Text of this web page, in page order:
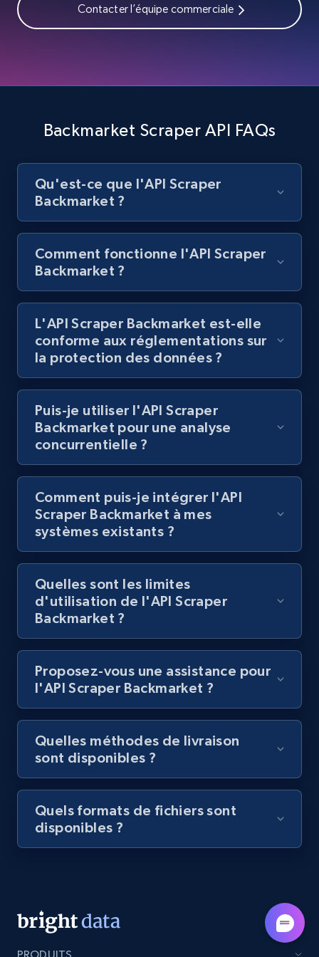
products using specified keywords
URL, Product id, Title, Images, Final price,
Currency, Discount, Initial price, and more.
1.1K+ 149+ Essai gratuit
Lazada - Products
URL, Title, Rating, Reviews, Initial price, Final
991+ 165+ Essai gratuit
Lazada - Products - Discover products by
keyword
URL, Title, Rating, Reviews, Initial price, Final
price, Currency, Stock, and more.
Lazada - Products - Discover products by
URL, Title, Rating, Reviews, Initial price, Final
price, Currency, Stock, and more.
991+ 165+ Essai gratuit
Lazada - Products - Discover products by
seller URL
URL, Title, Rating, Reviews, Initial price, Final
Contacter l’équipe commerciale
Backmarket Scraper API FAQs
Qu'est-ce que l'API Scraper
Backmarket ?
Comment fonctionne l'API Scraper
Backmarket ?
L'API Scraper Backmarket est-elle
conforme aux réglementations sur
la protection des données ?
Puis-je utiliser l'API Scraper
Backmarket pour une analyse
concurrentielle ?
Comment puis-je intégrer l'API
Scraper Backmarket à mes
systèmes existants ?
Quelles sont les limites
d'utilisation de l'API Scraper
Backmarket ?
Proposez-vous une assistance pour
l'API Scraper Backmarket ?
Quelles méthodes de livraison
sont disponibles ?
Quels formats de fichiers sont
disponibles ?